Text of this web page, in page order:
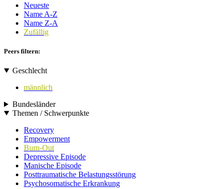
Neueste
Name A-Z
Name Z-A
Zufällig
Peers filtern:
Geschlecht
männlich
Bundesländer
Themen / Schwerpunkte
Recovery
Empowerment
Burn-Out
Depressive Episode
Manische Episode
Posttraumatische Belastungsstörung
Psychosomatische Erkrankung